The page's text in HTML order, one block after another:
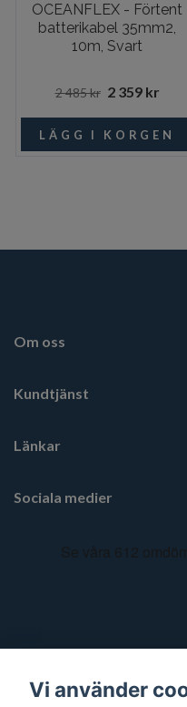
OCEANFLEX - Förtent
batterikabel 35mm2,
10m, Svart
2 485 kr 2 359 kr
Om oss
Kundtjänst
Länkar
Sociala medier
Vi använder